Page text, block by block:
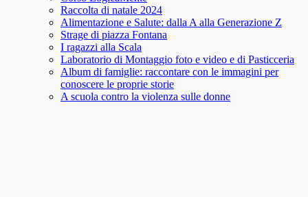
Raccolta di natale 2024
Alimentazione e Salute: dalla A alla Generazione Z
Strage di piazza Fontana
I ragazzi alla Scala
Laboratorio di Montaggio foto e video e di Pasticceria
Album di famiglie: raccontare con le immagini per
conoscere le proprie storie
A scuola contro la violenza sulle donne